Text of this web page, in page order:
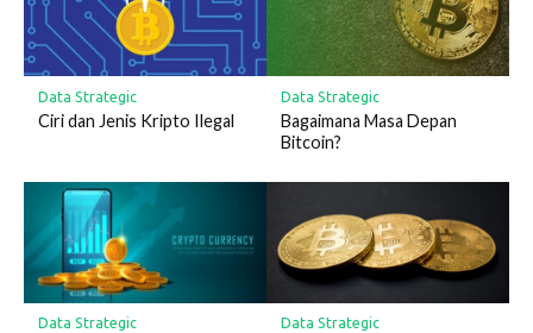
Data Strategic
Ciri dan Jenis Kripto Ilegal
Data Strategic
Bagaimana Masa Depan
Bitcoin?
Data Strategic Data Strategic